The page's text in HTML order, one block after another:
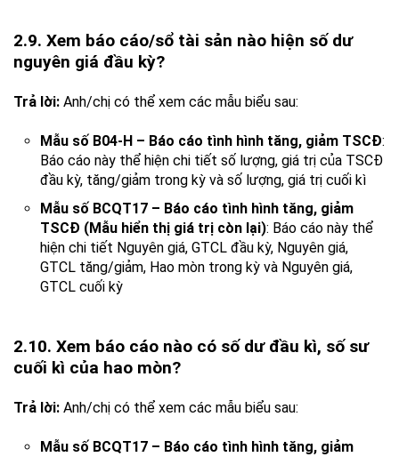
2.9. Xem báo cáo/sổ tài sản nào hiện số dư
nguyên giá đầu kỳ?
Trả lời: Anh/chị có thể xem các mẫu biểu sau:
Mẫu số B04-H – Báo cáo tình hình tăng, giảm TSCĐ:
Báo cáo này thể hiện chi tiết số lượng, giá trị của TSCĐ
đầu kỳ, tăng/giảm trong kỳ và số lượng, giá trị cuối kì
Mẫu số BCQT17 – Báo cáo tình hình tăng, giảm
TSCĐ (Mẫu hiển thị giá trị còn lại): Báo cáo này thể
hiện chi tiết Nguyên giá, GTCL đầu kỳ, Nguyên giá,
GTCL tăng/giảm, Hao mòn trong kỳ và Nguyên giá,
GTCL cuối kỳ
2.10. Xem báo cáo nào có số dư đầu kì, số sư
cuối kì của hao mòn?
Trả lời: Anh/chị có thể xem các mẫu biểu sau:
Mẫu số BCQT17 – Báo cáo tình hình tăng, giảm